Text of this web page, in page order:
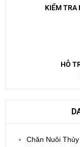
KIỂM TRA
HỖ
Chăn Nuôi Thủy